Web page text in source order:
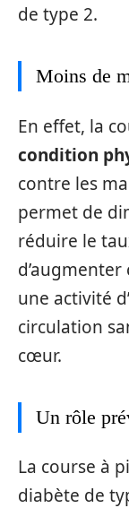
de type 2.
Moins de
En effet, la
condition
contre les
permet de
réduire le
d’augmenter
une activité
circulation
cœur.
Un rôle
La course à
diabète de